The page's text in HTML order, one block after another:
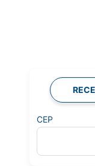
CEP